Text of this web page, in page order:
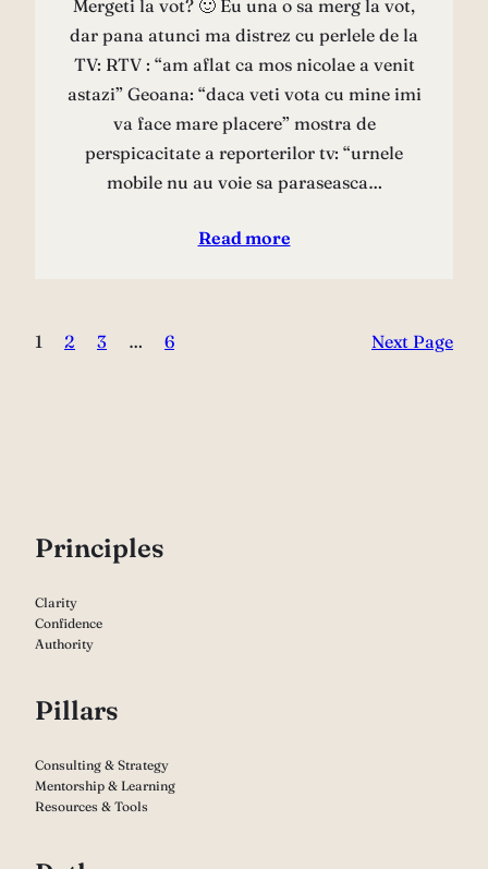
Mergeti la vot? 🙂 Eu una o sa merg la vot,
dar pana atunci ma distrez cu perlele de la
TV: RTV : “am aflat ca mos nicolae a venit
astazi” Geoana: “daca veti vota cu mine imi
va face mare placere” mostra de
perspicacitate a reporterilor tv: “urnele
mobile nu au voie sa paraseasca…
Read more
1 2 3 … 6 Next Page
Principles
Clarity
Confidence
Authority
Pillars
Consulting & Strategy
Mentorship & Learning
Resources & Tools